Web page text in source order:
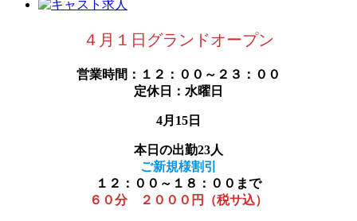
４月１日グランドオープン
営業時間：１２：００～２３：００
定休日：水曜日
4月15日
本日の出勤23人
ご新規様割引
１２：００～１８：００まで
６０分 ２０００円（税サ込）